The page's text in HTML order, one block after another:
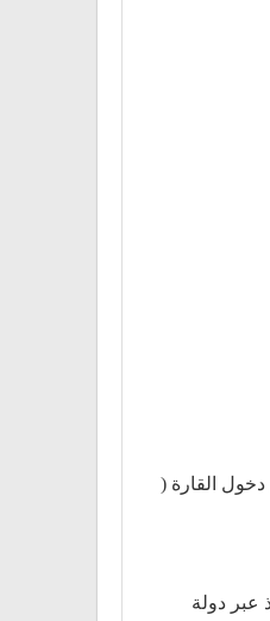
في المنطقة يتغير مع دخول القارة (
عبر دولة